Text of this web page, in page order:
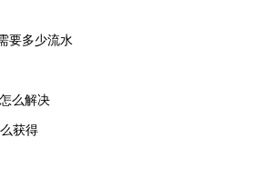
要多少流水
么解决
获得